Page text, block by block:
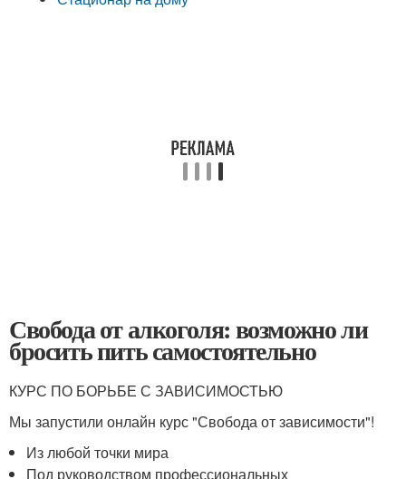
Свобода от алкоголя: возможно ли
бросить пить самостоятельно
КУРС ПО БОРЬБЕ С ЗАВИСИМОСТЬЮ
Мы запустили онлайн курс "Свобода от зависимости"!
Из любой точки мира
Под руководством профессиональных